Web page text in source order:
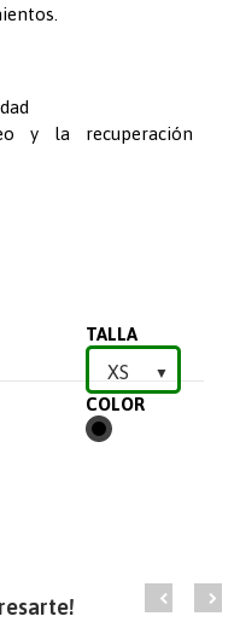
y la recuperación
TALLA
COLOR
NEGRO